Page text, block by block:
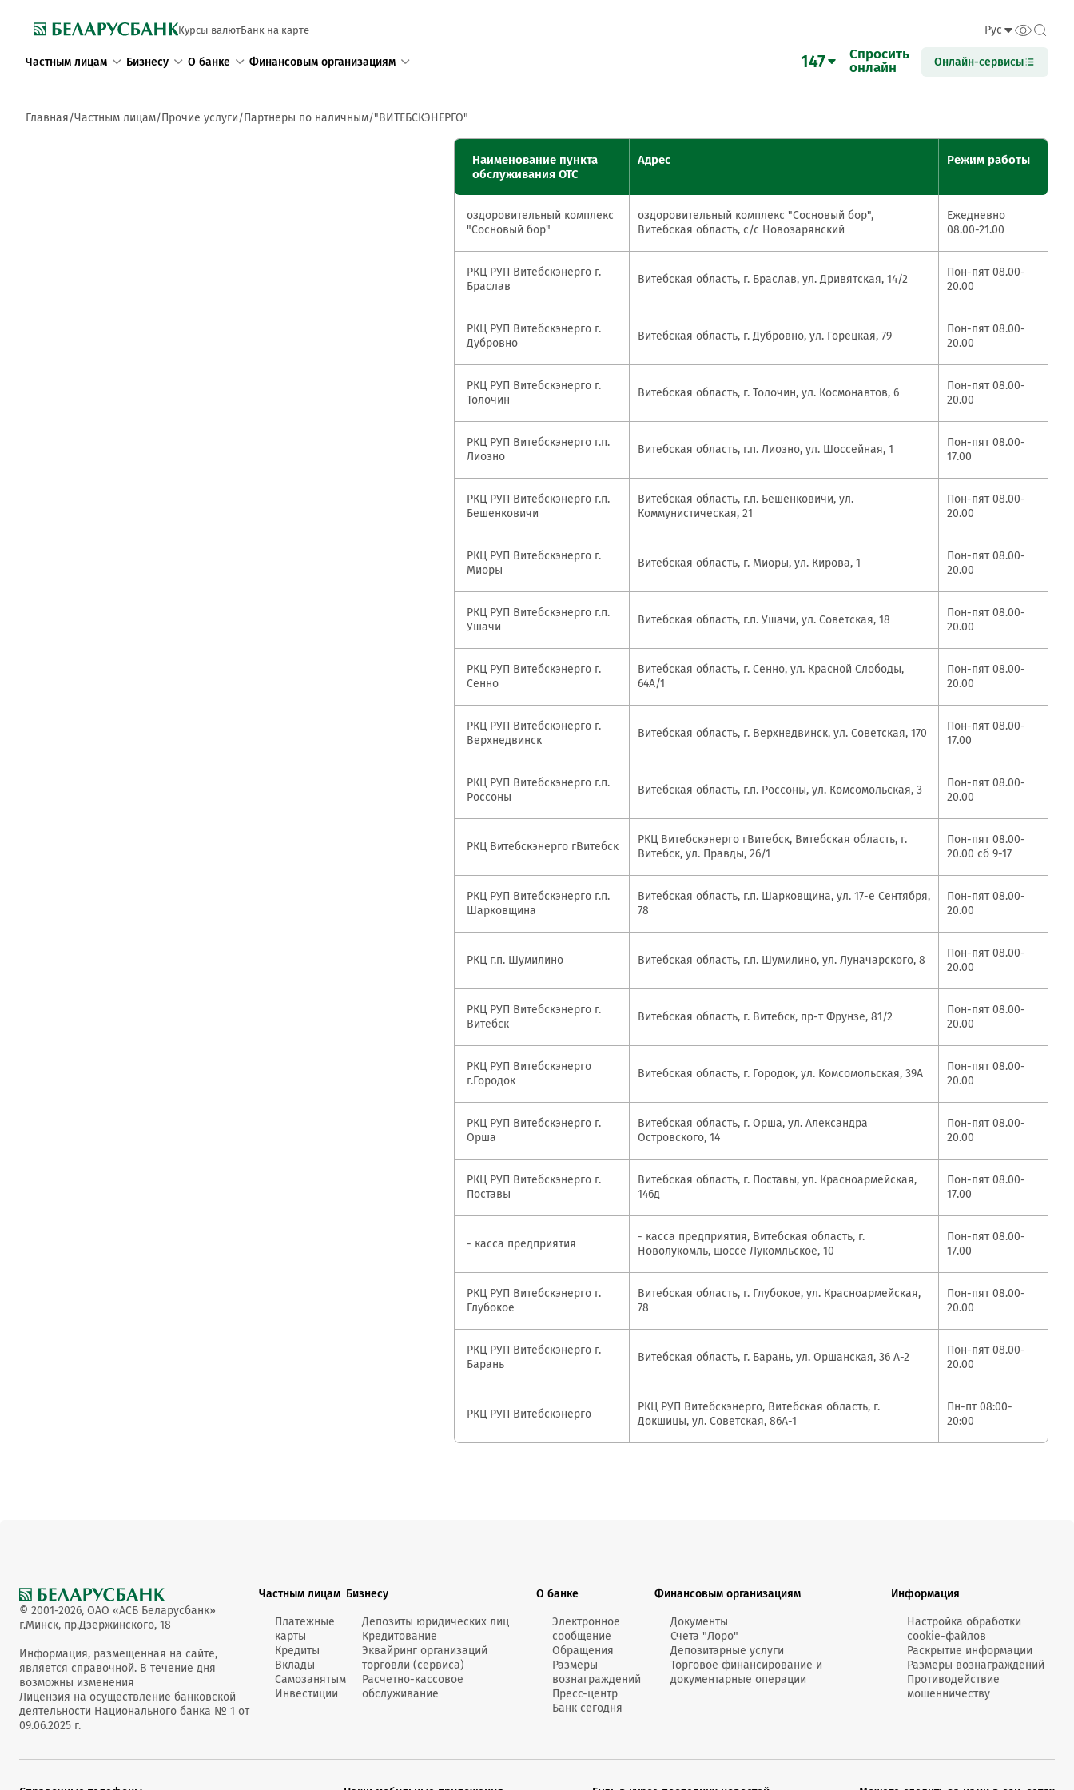
Курсы валютБанк на карте Рус
Бел
Частным лицам Бизнесу О банке Финансовым организациям 147
доступен по Беларуси
+375 25 767 88 77 Life
Режим работы Контакт-центра:
пн—пт 8:30 - 21:00*
сб—вс 9:00 - 18:00*
пн—пт 9:00 - 20:00*
Спросить онлайн
Контакт-центр
Контакты
Спросить
онлайн
Онлайн-сервисы
Онлайн-банк в
Онлайн-банк
Онлайн-банк на
КРОК
Интернет-
М-Банкинг
мобильное
приложение
карты на карту
мгновенных
платежей
номеру
Главная Частным лицам Прочие услуги Партнеры по наличным "ВИТЕБСКЭНЕРГО"
Наименование пункта
обслуживания ОТС
Адрес Режим работы
оздоровительный комплекс
"Сосновый бор"
оздоровительный комплекс "Сосновый бор",
Витебская область, с/с Новозарянский
Ежедневно
08.00-21.00
РКЦ РУП Витебскэнерго г.
Браслав
Витебская область, г. Браслав, ул. Дривятская, 14/2
Пон-пят 08.00-
20.00
РКЦ РУП Витебскэнерго г.
Дубровно
Витебская область, г. Дубровно, ул. Горецкая, 79
Пон-пят 08.00-
20.00
РКЦ РУП Витебскэнерго г.
Толочин
Витебская область, г. Толочин, ул. Космонавтов, 6
Пон-пят 08.00-
20.00
РКЦ РУП Витебскэнерго г.п.
Лиозно
Витебская область, г.п. Лиозно, ул. Шоссейная, 1
Пон-пят 08.00-
17.00
РКЦ РУП Витебскэнерго г.п.
Бешенковичи
Витебская область, г.п. Бешенковичи, ул.
Коммунистическая, 21
Пон-пят 08.00-
20.00
РКЦ РУП Витебскэнерго г.
Миоры
Витебская область, г. Миоры, ул. Кирова, 1
Пон-пят 08.00-
20.00
РКЦ РУП Витебскэнерго г.п.
Ушачи
Витебская область, г.п. Ушачи, ул. Советская, 18
Пон-пят 08.00-
20.00
РКЦ РУП Витебскэнерго г.
Сенно
Витебская область, г. Сенно, ул. Красной Слободы,
64А/1
Пон-пят 08.00-
20.00
РКЦ РУП Витебскэнерго г.
Верхнедвинск
Витебская область, г. Верхнедвинск, ул. Советская, 170
Пон-пят 08.00-
17.00
РКЦ РУП Витебскэнерго г.п.
Россоны
Витебская область, г.п. Россоны, ул. Комсомольская, 3
Пон-пят 08.00-
20.00
РКЦ Витебскэнерго гВитебск
РКЦ Витебскэнерго гВитебск, Витебская область, г.
Витебск, ул. Правды, 26/1
Пон-пят 08.00-
20.00 сб 9-17
РКЦ РУП Витебскэнерго г.п.
Шарковщина
Витебская область, г.п. Шарковщина, ул. 17-е Сентября,
78
Пон-пят 08.00-
20.00
РКЦ г.п. Шумилино Витебская область, г.п. Шумилино, ул. Луначарского, 8
Пон-пят 08.00-
20.00
РКЦ РУП Витебскэнерго г.
Витебск
Витебская область, г. Витебск, пр-т Фрунзе, 81/2
Пон-пят 08.00-
20.00
РКЦ РУП Витебскэнерго
г.Городок
Витебская область, г. Городок, ул. Комсомольская, 39А
Пон-пят 08.00-
20.00
РКЦ РУП Витебскэнерго г.
Орша
Витебская область, г. Орша, ул. Александра
Островского, 14
Пон-пят 08.00-
20.00
РКЦ РУП Витебскэнерго г.
Поставы
Витебская область, г. Поставы, ул. Красноармейская,
146д
Пон-пят 08.00-
17.00
- касса предприятия
- касса предприятия, Витебская область, г.
Новолукомль, шоссе Лукомльское, 10
Пон-пят 08.00-
17.00
РКЦ РУП Витебскэнерго г.
Глубокое
Витебская область, г. Глубокое, ул. Красноармейская,
78
Пон-пят 08.00-
20.00
РКЦ РУП Витебскэнерго г.
Барань
Витебская область, г. Барань, ул. Оршанская, 36 А-2
Пон-пят 08.00-
20.00
РКЦ РУП Витебскэнерго
РКЦ РУП Витебскэнерго, Витебская область, г.
Докшицы, ул. Советская, 86А-1
Пн-пт 08:00-
20:00
© 2001-2026, ОАО «АСБ Беларусбанк»
г.Минск, пр.Дзержинского, 18
Информация, размещенная на сайте,
является справочной. В течение дня
возможны изменения
Лицензия на осуществление банковской
деятельности Национального банка № 1 от
09.06.2025 г.
Частным лицам
Платежные
карты
Кредиты
Вклады
Самозанятым
Инвестиции
Бизнесу
Депозиты юридических лиц
Кредитование
Эквайринг организаций
торговли (сервиса)
Расчетно-кассовое
обслуживание
О банке
Электронное
сообщение
Обращения
Размеры
вознаграждений
Пресс-центр
Банк сегодня
Финансовым организациям
Документы
Счета "Лоро"
Депозитарные услуги
Торговое финансирование и
документарные операции
Информация
Настройка обработки
cookie-файлов
Раскрытие информации
Размеры вознаграждений
Противодействие
мошенничеству